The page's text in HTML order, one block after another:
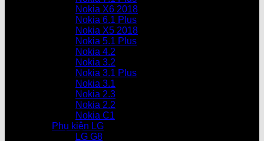
Nokia X6 2018
Nokia 6.1 Plus
Nokia X5 2018
Nokia 5.1 Plus
Nokia 4.2
Nokia 3.2
Nokia 3.1 Plus
Nokia 3.1
Nokia 2.3
Nokia 2.2
Nokia C1
Phụ kiện LG
LG G8